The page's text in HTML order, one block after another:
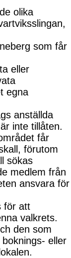
olika
som får
eller
egna
anställda
inte tillåten.
får
förutom
sökas
medlem från
ansvara för
för att
valkrets.
den som
eller